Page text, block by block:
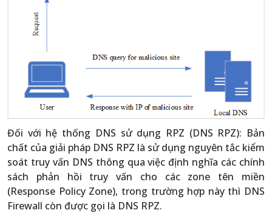
Đối với hệ thống DNS sử dụng RPZ (DNS RPZ): Bản
chất của giải pháp DNS RPZ là sử dụng nguyên tắc kiểm
soát truy vấn DNS thông qua việc định nghĩa các chính
sách phản hồi truy vấn cho các zone tên miền
(Response Policy Zone), trong trường hợp này thì DNS
Firewall còn được gọi là DNS RPZ.